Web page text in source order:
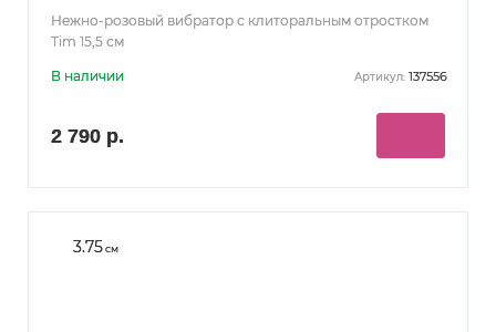
Нежно-розовый вибратор с клиторальным отростком
Tim 15,5 см
В наличии Артикул: 137556
2 790 р.
3.75см